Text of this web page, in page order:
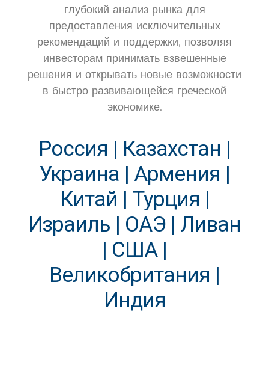
глубокий анализ рынка для
предоставления исключительных
рекомендаций и поддержки, позволяя
инвесторам принимать взвешенные
решения и открывать новые возможности
в быстро развивающейся греческой
экономике.
Россия | Казахстан |
Украина | Армения |
Китай | Турция |
Израиль | ОАЭ | Ливан
| США |
Великобритания |
Индия